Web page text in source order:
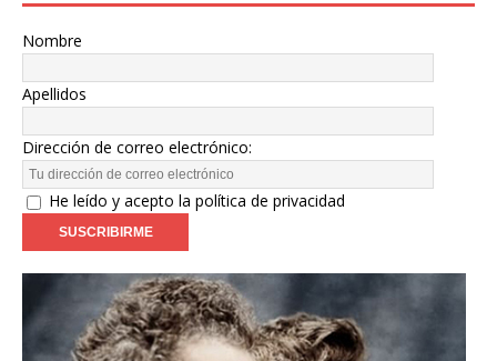
Nombre
Apellidos
Dirección de correo electrónico:
He leído y acepto la política de privacidad